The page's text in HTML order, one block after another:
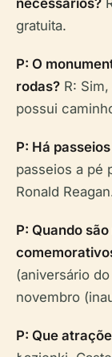
necessários?
gratuita.
P: O
rodas? R:
possui
P: Há
passeios a pé
Ronald
P: Quando
(aniversário
novembro
P: Que